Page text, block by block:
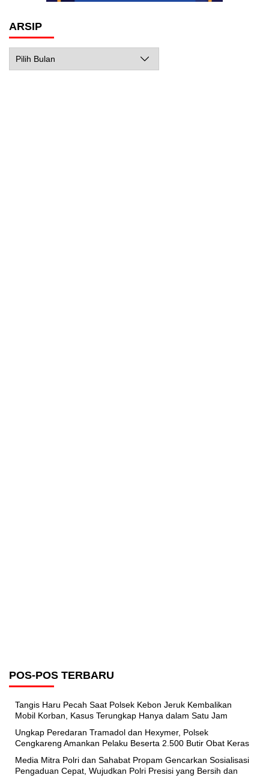
ARSIP
POS-POS TERBARU
Tangis Haru Pecah Saat Polsek Kebon Jeruk Kembalikan
Mobil Korban, Kasus Terungkap Hanya dalam Satu Jam
Ungkap Peredaran Tramadol dan Hexymer, Polsek
Cengkareng Amankan Pelaku Beserta 2.500 Butir Obat Keras
Media Mitra Polri dan Sahabat Propam Gencarkan Sosialisasi
Pengaduan Cepat, Wujudkan Polri Presisi yang Bersih dan